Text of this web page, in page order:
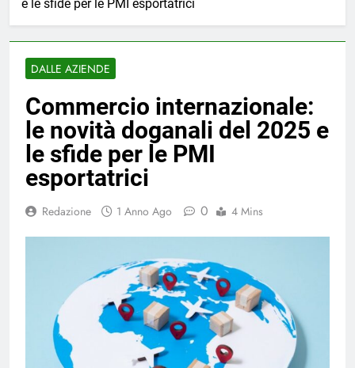
e le sfide per le PMI esportatrici
DALLE AZIENDE
Commercio internazionale:
le novità doganali del 2025 e
le sfide per le PMI
esportatrici
Redazione 1 Anno Ago 0 4 Mins